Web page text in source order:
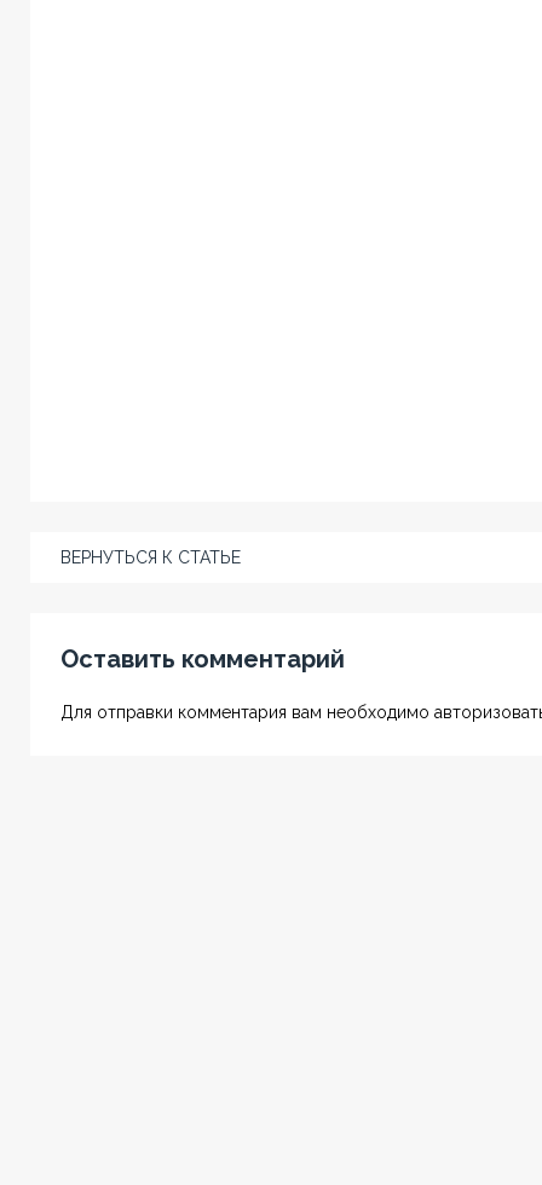
ВЕРНУТЬСЯ К СТАТЬЕ
Оставить комментарий
Для отправки комментария вам необходимо